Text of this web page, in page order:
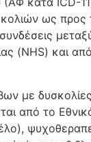
ως προς
(NHS) και
με
από το